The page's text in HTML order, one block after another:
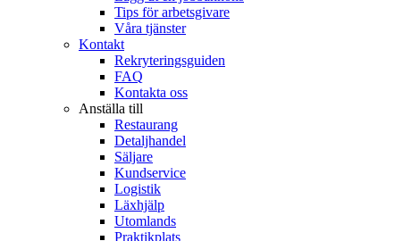
Tips för arbetsgivare
Våra tjänster
Kontakt
Rekryteringsguiden
FAQ
Kontakta oss
Anställa till
Restaurang
Detaljhandel
Säljare
Kundservice
Logistik
Läxhjälp
Utomlands
Praktikplats